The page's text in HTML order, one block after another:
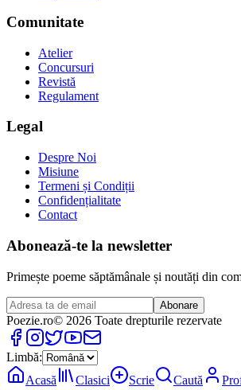
Comunitate
Atelier
Concursuri
Revistă
Regulament
Legal
Despre Noi
Misiune
Termeni și Condiții
Confidențialitate
Contact
Abonează-te la newsletter
Primește poeme săptămânale și noutăți din
Abonare
Poezie.ro© 2026 Toate drepturile rezervate
Limbă:
Acasă
Clasici Scrie Caută